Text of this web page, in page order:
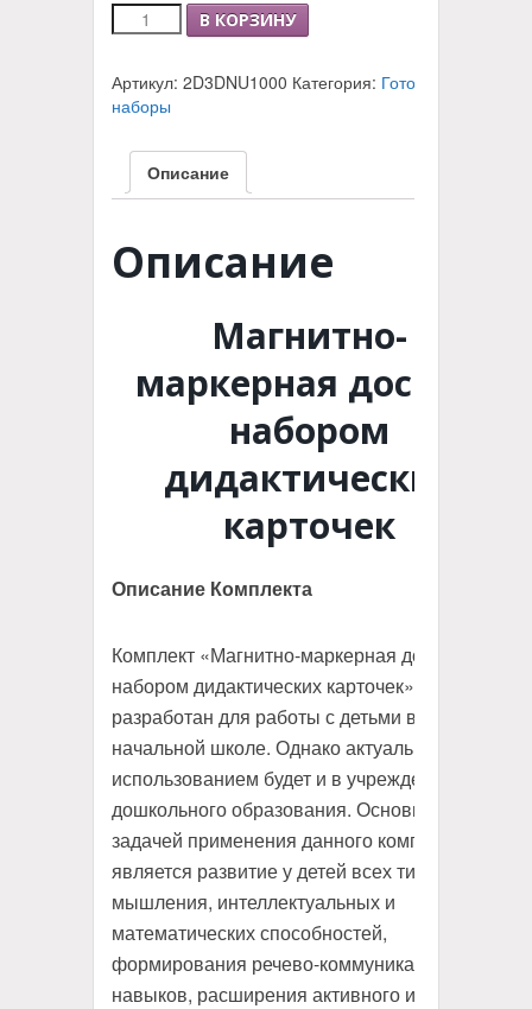
Количество
Комплект
маркерная
доска
набором
дидактических
карточек»
В КОРЗИНУ
Артикул: 2D3DNU1000 Категория: Готовые
наборы
Описание
Описание
Магнитно-
маркерная доска с
набором
дидактических
карточек
Описание Комплекта
Комплект «Магнитно-маркерная доска с
набором дидактических карточек»
разработан для работы с детьми в
начальной школе. Однако актуальным его
использованием будет и в учреждениях
дошкольного образования. Основной
задачей применения данного комплекта
является развитие у детей всех типов
мышления, интеллектуальных и
математических способностей,
формирования речево-коммуникативных
навыков, расширения активного и